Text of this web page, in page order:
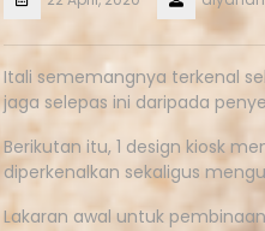
Itali sememangnya terkenal
jaga selepas ini daripada
Berikutan itu, 1 design kiosk
diperkenalkan sekaligus
Lakaran awal untuk